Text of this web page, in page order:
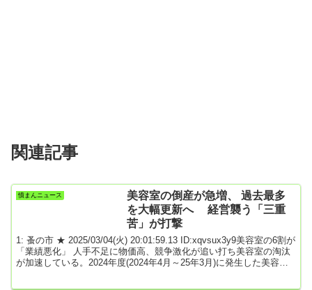
関連記事
憤まんニュース
美容室の倒産が急増、 過去最多
を大幅更新へ 経営襲う「三重
苦」が打撃
1: 蚤の市 ★ 2025/03/04(火) 20:01:59.13 ID:xqvsux3y9美容室の6割が
「業績悪化」 人手不足に物価高、競争激化が追い打ち美容室の淘汰
が加速している。2024年度(2024年4月～25年3月)に発生した美容業